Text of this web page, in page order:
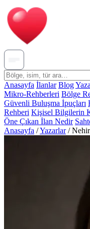
Anasayfa İlanlar Blog
Mikro-Rehberleri Bölge
Güvenli Buluşma İpuçları
Rehberi Kişisel Bilgilerin
Öne Çıkan İlan Nedir
Anasayfa /Yazarlar /